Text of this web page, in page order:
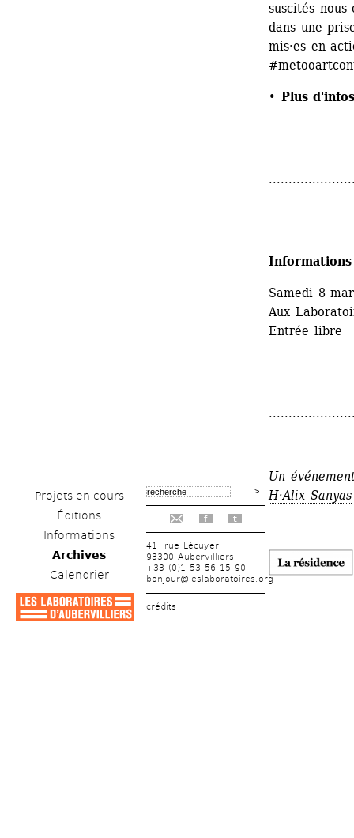
Projets en cours
Éditions
Informations
Archives
Calendrier
f t
41, rue Lécuyer
93300 Aubervilliers
+33 (0)1 53 56 15 90
bonjour@leslaboratoires.org
crédits
suscités
dans une
mis·es en
• Plus
Samedi 8
Aux
Entrée libre
Un
H·Alix Sanyas